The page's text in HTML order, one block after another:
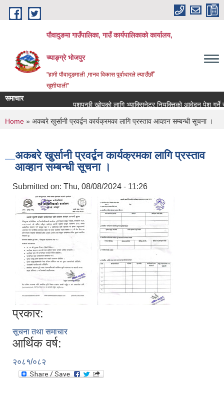
Skip to main content
पौवादुङमा गाउँपालिका, गाउँ कार्यपालिकाको कार्यालय,
च्याङ्ग्रे भोजपुर
"हामी पौवादुङमाली ,मानव विकास पूर्वाधारले ल्याउँछौँ
खुशीयाली"
समाचार
पशुपन्छी खोपको लागि भ्याक्सिनेटर नियुक्तिको आवेदन पेश गर्ने
You are here
Home » अकबरे खुर्सानी प्रवर्द्बन कार्यक्रमका लागि प्रस्ताव आव्हान सम्बन्धी सूचना ।
अकबरे खुर्सानी प्रवर्द्बन कार्यक्रमका लागि प्रस्ताव
आव्हान सम्बन्धी सूचना ।
Submitted on: Thu, 08/08/2024 - 11:26
प्रकार:
सूचना तथा समाचार
आर्थिक वर्ष:
२०८१/०८२